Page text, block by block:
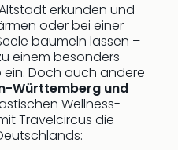
erkunden und
oder bei einer
baumeln lassen –
einem besonders
Doch auch andere
Württemberg und
Wellness-
Travelcircus die